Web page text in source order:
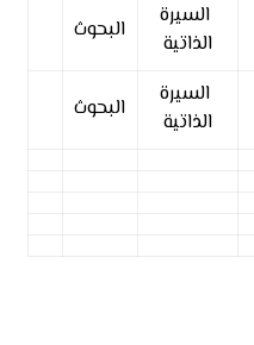
السيرة
الذاتية
البحوث
السيرة
الذاتية
البحوث